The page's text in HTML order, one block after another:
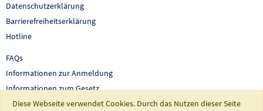
Datenschutzerklärung
Barrierefreiheitserklärung
Hotline
FAQs
Informationen zur Anmeldung
Informationen zum Gesetz
Auswertungen und Berichte
Diese Webseite verwendet Cookies. Durch das Nutzen dieser Seite